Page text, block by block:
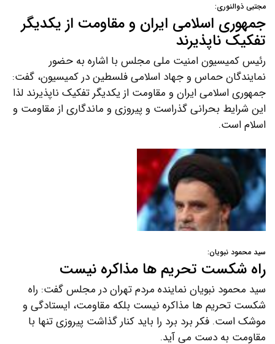
مجتبی ذوالنوری:
جمهوری اسلامی ایران و مقاومت از یکدیگر
تفکیک ناپذیرند
رئیس کمیسیون امنیت ملی مجلس با اشاره به حضور
نمایندگان حماس و جهاد اسلامی فلسطین در کمیسیون، گفت:
جمهوری اسلامی ایران و مقاومت از یکدیگر تفکیک ناپذیرند لذا
این شرایط بحرانی گذراست و پیروزی و ماندگاری از مقاومت و
اسلام است.
سید محمود نبویان:
راه شکست تحریم ها مذاکره نیست
سید محمود نبویان نماینده مردم تهران در مجلس گفت: راه
شکست تحریم ها مذاکره نیست بلکه مقاومت، ایستادگی و
موشک است. فکر برد برد را باید کنار گذاشت پیروزی تنها با
مقاومت به دست می آید.